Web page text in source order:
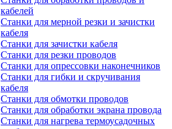
кабелей
Станки для мерной резки и зачистки
кабеля
Станки для зачистки кабеля
Станки для резки проводов
Станки для опрессовки наконечников
Станки для гибки и скручивания
кабеля
Станки для обмотки проводов
Станки для обработки экрана провода
Станки для нагрева термоусадочных